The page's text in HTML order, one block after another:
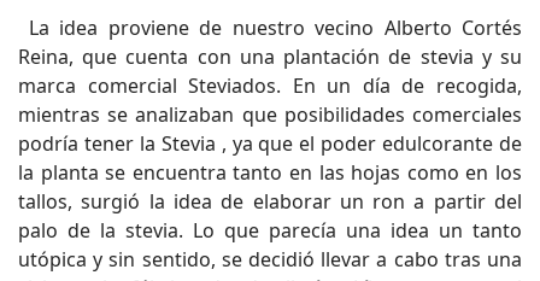
La idea proviene de nuestro vecino Alberto Cortés
Reina, que cuenta con una plantación de stevia y su
marca comercial Steviados. En un día de recogida,
mientras se analizaban que posibilidades comerciales
podría tener la Stevia , ya que el poder edulcorante de
la planta se encuentra tanto en las hojas como en los
tallos, surgió la idea de elaborar un ron a partir del
palo de la stevia. Lo que parecía una idea un tanto
utópica y sin sentido, se decidió llevar a cabo tras una